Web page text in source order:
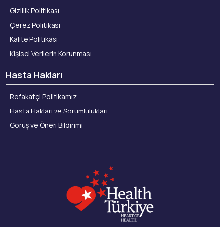
Gizlilik Politikası
Çerez Politikası
Kalite Politikası
Kişisel Verilerin Korunması
Hasta Hakları
Refakatçi Politikamız
Hasta Hakları ve Sorumlulukları
Görüş ve Öneri Bildirimi